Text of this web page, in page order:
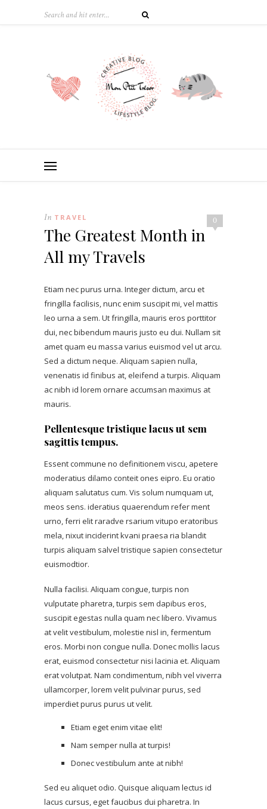
0
In TRAVEL
The Greatest Month in
All my Travels
Etiam nec purus urna. Integer dictum, arcu et
fringilla facilisis, nunc enim suscipit mi, vel mattis
leo urna a sem. Ut fringilla, mauris eros porttitor
dui, nec bibendum mauris justo eu dui. Nullam sit
amet quam eu massa varius euismod vel ut arcu.
Sed a dictum neque. Aliquam sapien nulla,
venenatis id finibus at, eleifend a turpis. Aliquam
ac nibh id lorem ornare accumsan maximus at
mauris.
Pellentesque tristique lacus ut sem
sagittis tempus.
Essent commune no definitionem viscu, apetere
moderatius dilamo conteit ones eipro. Eu oratio
aliquam salutatus cum. Vis solum numquam ut,
meos sens. ideratius quaerendum refer ment
urno, ferri elit raradve rsarium vitupo eratoribus
mela, nixut inciderint kvani praesa ria blandit
turpis aliquam salvel tristique sapien consectetur
euismodtior.
Nulla facilisi. Aliquam congue, turpis non
vulputate pharetra, turpis sem dapibus eros,
suscipit egestas nulla quam nec libero. Vivamus
at velit vestibulum, molestie nisl in, fermentum
eros. Morbi non congue nulla. Donec mollis lacus
erat, euismod consectetur nisi lacinia et. Aliquam
erat volutpat. Nam condimentum, nibh vel viverra
ullamcorper, lorem velit pulvinar purus, sed
imperdiet purus purus ut velit.
Etiam eget enim vitae elit!
Nam semper nulla at turpis!
Donec vestibulum ante at nibh!
Sed eu aliquet odio. Quisque aliquam lectus id
lacus cursus, eget faucibus dui pharetra. In